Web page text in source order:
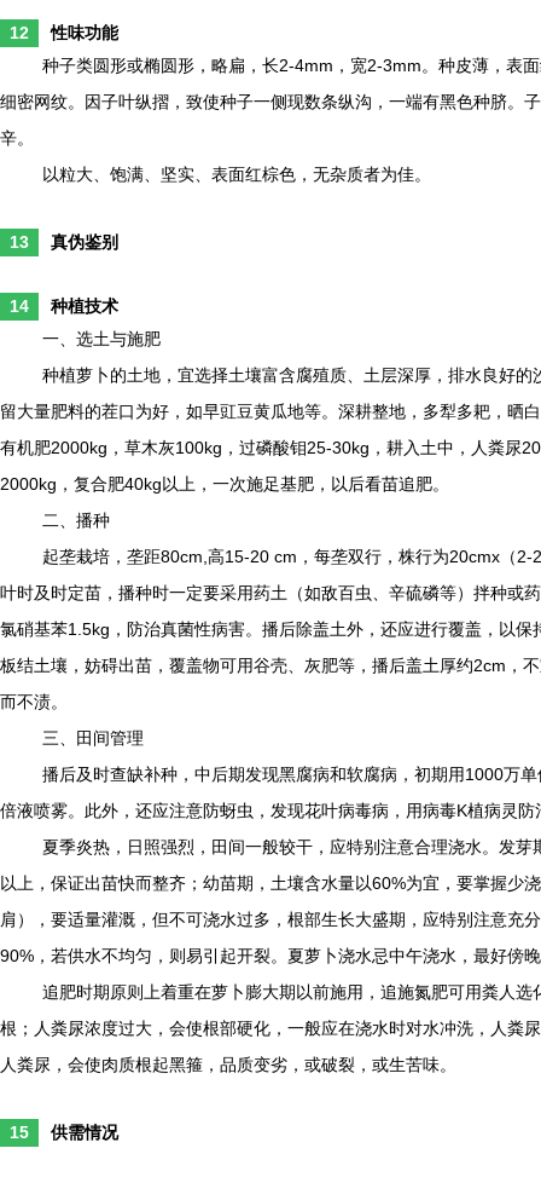
12
性味功能
种子类圆形或椭圆形，略扁，长2-4mm，宽2-3mm。种皮薄，表
细密网纹。因子叶纵摺，致使种子一侧现数条纵沟，一端有黑色种脐。
辛。
以粒大、饱满、坚实、表面红棕色，无杂质者为佳。
13 真伪鉴别
14
种植技术
一、选土与施肥
种植萝卜的土地，宜选择土壤富含腐殖质、土层深厚，排水良好
留大量肥料的茬口为好，如早豇豆黄瓜地等。深耕整地，多犁多耙，晒
有机肥2000kg，草木灰100kg，过磷酸钼25-30kg，耕入土中，人粪尿
2000kg，复合肥40kg以上，一次施足基肥，以后看苗追肥。
二、播种
起垄栽培，垄距80cm,高15-20 cm，每垄双行，株行为20cmx（
叶时及时定苗，播种时一定要采用药土（如敌百虫、辛硫磷等）拌种或
氯硝基苯1.5kg，防治真菌性病害。播后除盖土外，还应进行覆盖，以
板结土壤，妨碍出苗，覆盖物可用谷壳、灰肥等，播后盖土厚约2cm，
而不渍。
三、田间管理
播后及时查缺补种，中后期发现黑腐病和软腐病，初期用1000万
倍液喷雾。此外，还应注意防蚜虫，发现花叶病毒病，用病毒K植病灵防
夏季炎热，日照强烈，田间一般较干，应特别注意合理浇水。发
以上，保证出苗快而整齐；幼苗期，土壤含水量以60%为宜，要掌握少
肩），要适量灌溉，但不可浇水过多，根部生长大盛期，应特别注意充
90%，若供水不均匀，则易引起开裂。夏萝卜浇水忌中午浇水，最好傍
追肥时期原则上着重在萝卜膨大期以前施用，追施氮肥可用粪人
根；人粪尿浓度过大，会使根部硬化，一般应在浇水时对水冲洗，人粪
人粪尿，会使肉质根起黑箍，品质变劣，或破裂，或生苦味。
15 供需情况